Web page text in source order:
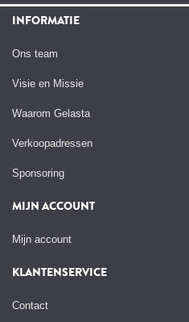
INFORMATIE
Ons team
Visie en Missie
Waarom Gelasta
Verkoopadressen
Sponsoring
MIJN ACCOUNT
Mijn account
KLANTENSERVICE
Contact